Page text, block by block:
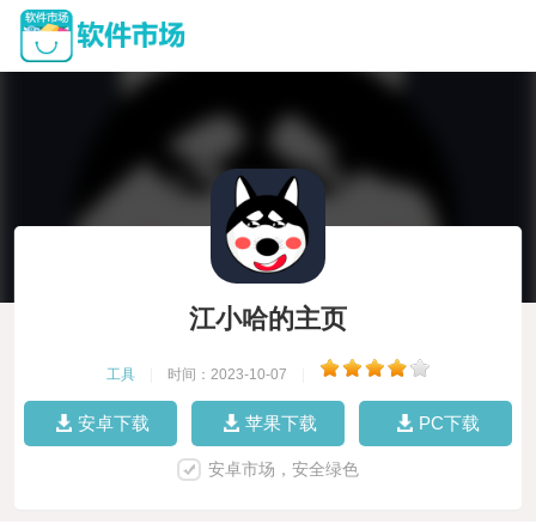
江小哈的主页
工具 时间：2023-10-07
安卓下载 苹果下载 PC下载
安卓市场，安全绿色